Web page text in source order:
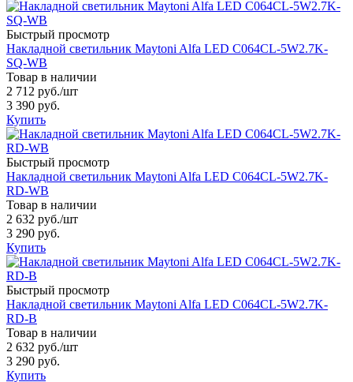
Быстрый просмотр
Накладной светильник Maytoni Alfa LED C064CL-5W2.7K-
SQ-WB
Товар в наличии
2 712 руб./шт
3 390 руб.
Купить
Быстрый просмотр
Накладной светильник Maytoni Alfa LED C064CL-5W2.7K-
RD-WB
Товар в наличии
2 632 руб./шт
3 290 руб.
Купить
Быстрый просмотр
Накладной светильник Maytoni Alfa LED C064CL-5W2.7K-
RD-B
Товар в наличии
2 632 руб./шт
3 290 руб.
Купить